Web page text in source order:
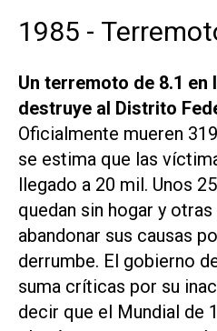
1985 -
Un terremoto de 8.1 en
destruye al Distrito
Oficialmente mueren
se estima que las
llegado a 20 mil. Unos
quedan sin hogar y
abandonar sus causas
derrumbe. El gobierno
suma críticas por su
decir que el Mundial de